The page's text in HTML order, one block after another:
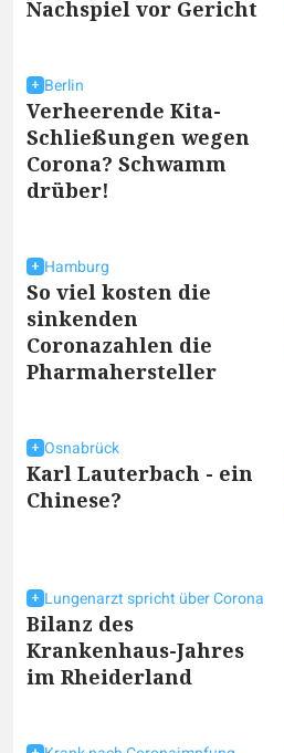
Nachspiel vor Gericht
Berlin
Verheerende Kita-
Schließungen wegen
Corona? Schwamm
drüber!
Hamburg
So viel kosten die
sinkenden
Coronazahlen die
Pharmahersteller
Osnabrück
Karl Lauterbach - ein
Chinese?
Lungenarzt spricht über Corona
Bilanz des
Krankenhaus-Jahres
im Rheiderland